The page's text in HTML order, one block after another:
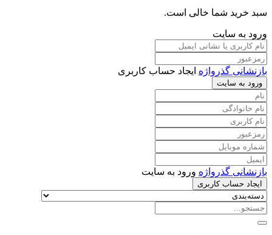
سبد خرید شما خالی است.
ورود به سایت
بازنشانی گذرواژه ایجاد حساب کاربری
ورود به سایت
بازنشانی گذرواژه ورود به سایت
ایجاد حساب کاربری